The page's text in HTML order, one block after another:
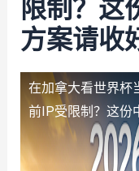
限制？这
方案请收
在加拿大看世界杯
前IP受限制？这份